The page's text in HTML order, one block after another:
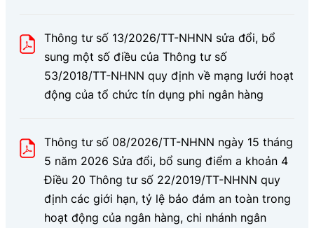
Thông tư số 13/2026/TT-NHNN sửa đổi, bổ
sung một số điều của Thông tư số
53/2018/TT-NHNN quy định về mạng lưới hoạt
động của tổ chức tín dụng phi ngân hàng
Thông tư số 08/2026/TT-NHNN ngày 15 tháng
5 năm 2026 Sửa đổi, bổ sung điểm a khoản 4
Điều 20 Thông tư số 22/2019/TT-NHNN quy
định các giới hạn, tỷ lệ bảo đảm an toàn trong
hoạt động của ngân hàng, chi nhánh ngân